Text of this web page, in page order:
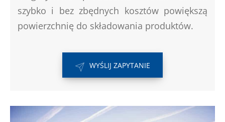
szybko i bez zbędnych kosztów powiększą
powierzchnię do składowania produktów.
WYŚLIJ ZAPYTANIE